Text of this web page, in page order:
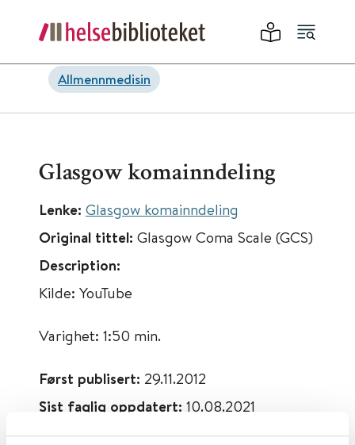
Allmennmedisin
Glasgow komainndeling
Lenke: Glasgow komainndeling
Original tittel: Glasgow Coma Scale (GCS)
Description:
Kilde: YouTube
Varighet: 1:50 min.
Først publisert: 29.11.2012
Sist faglig oppdatert: 10.08.2021
Tema:Allmennmedisin